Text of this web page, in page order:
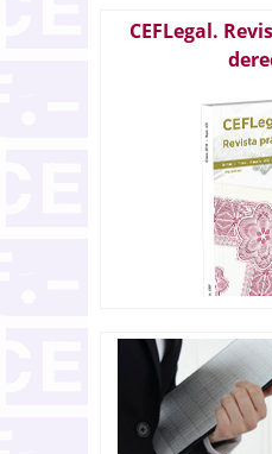
CEFLegal.